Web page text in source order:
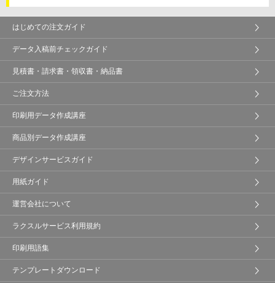
はじめての注文ガイド
データ入稿前チェックガイド
見積書・請求書・領収書・納品書
ご注文方法
印刷用データ作成講座
商品別データ作成講座
デザインサービスガイド
用紙ガイド
運営会社について
ラクスルサービス利用規約
印刷用語集
テンプレートダウンロード